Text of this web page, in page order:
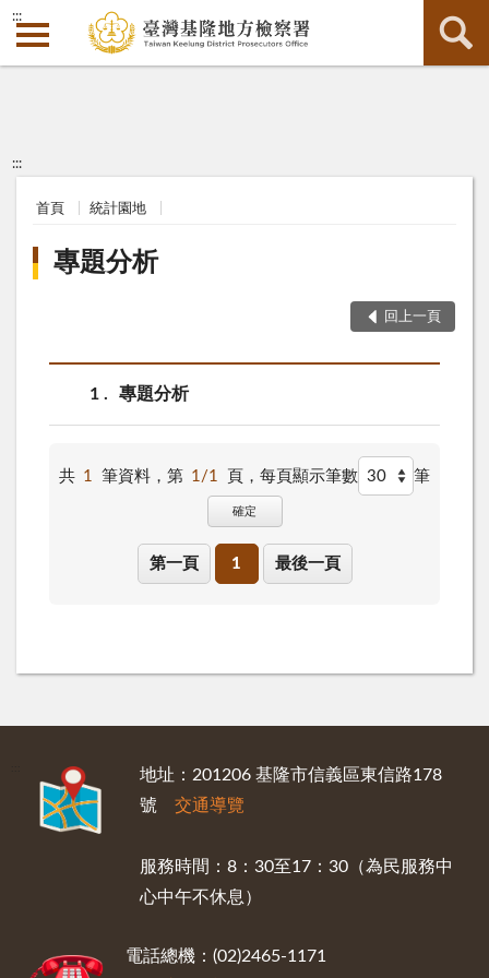
:::
:::
首頁 統計園地
專題分析
回上一頁
1 專題分析
共 1 筆資料，第 1/1 頁， 每頁顯示筆數 筆
確定
第一頁 1 最後一頁
地址：201206 基隆市信義區東信路178
號 交通導覽
服務時間：8：30至17：30（為民服務中
心中午不休息）
電話總機：(02)2465-1171